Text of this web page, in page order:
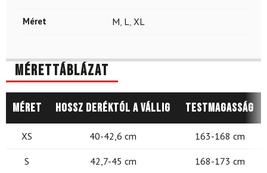
Méret M, L, XL
Mérettáblázat
Méret Hossz deréktól a vállig Testmagasság
XS 40-42,6 cm 163-168 cm
S 42,7-45 cm 168-173 cm